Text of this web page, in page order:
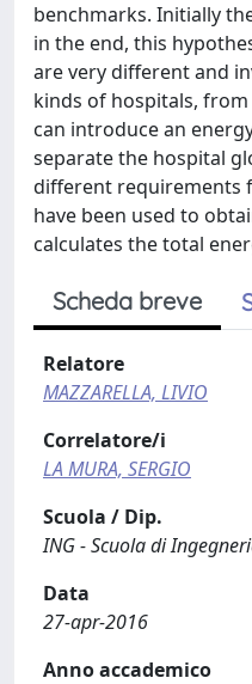
benchmarks. Initially
in the end, this
are very different and
kinds of hospitals,
can introduce an
separate the hospital
different requirements
have been used to
calculates the total
Scheda breve
Relatore
MAZZARELLA, LIVIO
Correlatore/i
LA MURA, SERGIO
Scuola / Dip.
ING - Scuola di
Data
27-apr-2016
Anno accademico